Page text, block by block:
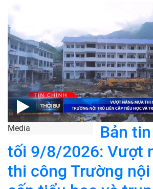
Media
Bản
tối 9/8/2026: Vượt
thi công Trường